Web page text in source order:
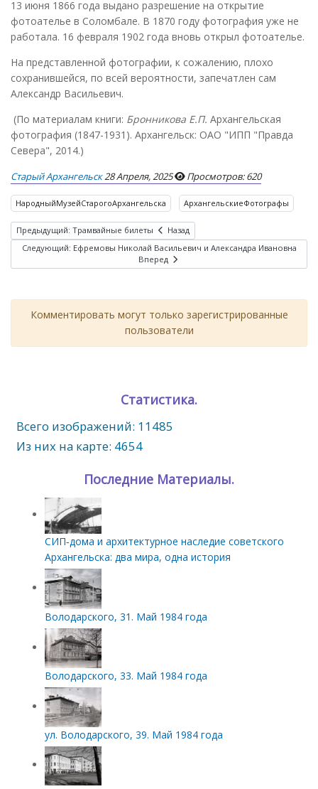
13 июня 1866 года выдано разрешение на открытие
фотоателье в Соломбале. В 1870 году фотография уже не
работала. 16 февраля 1902 года вновь открыл фотоателье.
На представленной фотографии, к сожалению, плохо
сохранившейся, по всей вероятности, запечатлен сам
Александр Васильевич.
(По материалам книги: Бронникова Е.П. Архангельская
фотография (1847-1931). Архангельск: ОАО "ИПП "Правда
Севера", 2014.)
Старый Архангельск28 Апреля, 2025 Просмотров: 620
НародныйМузейСтарогоАрхангельска АрхангельскиеФотографы
Предыдущий: Трамвайные билеты
Назад
Следующий: Ефремовы Николай Васильевич и Александра Ивановна
Вперед
Комментировать могут только зарегистрированные
пользователи
Статистика.
Всего изображений: 11485
Из них на карте: 4654
Последние Материалы.
СИП‑дома и архитектурное наследие советского
Архангельска: два мира, одна история
Володарского, 31. Май 1984 года
Володарского, 33. Май 1984 года
ул. Володарского, 39. Май 1984 года